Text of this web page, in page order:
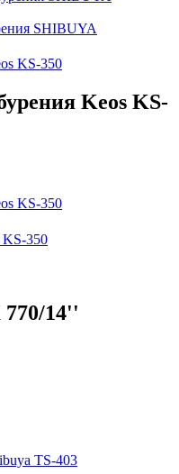
SHIBUYA
Keos KS-
KS-350
770/14''